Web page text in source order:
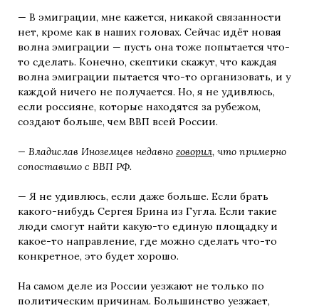
— В эмиграции, мне кажется, никакой связанности
нет, кроме как в наших головах. Сейчас идёт новая
волна эмиграции — пусть она тоже попытается что-
то сделать. Конечно, скептики скажут, что каждая
волна эмиграции пытается что-то организовать, и у
каждой ничего не получается. Но, я не удивлюсь,
если россияне, которые находятся за рубежом,
создают больше, чем ВВП всей России.
— Владислав Иноземцев недавно говорил, что примерно
сопоставимо с ВВП РФ.
— Я не удивлюсь, если даже больше. Если брать
какого-нибудь Сергея Брина из Гугла. Если такие
люди смогут найти какую-то единую площадку и
какое-то направление, где можно сделать что-то
конкретное, это будет хорошо.
На самом деле из России уезжают не только по
политическим причинам. Большинство уезжает,